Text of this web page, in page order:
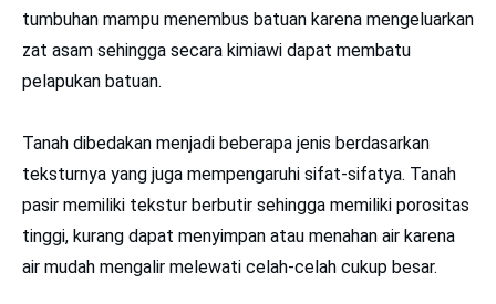
tumbuhan mampu menembus batuan karena mengeluarkan
zat asam sehingga secara kimiawi dapat membatu
pelapukan batuan.
Tanah dibedakan menjadi beberapa jenis berdasarkan
teksturnya yang juga mempengaruhi sifat-sifatya. Tanah
pasir memiliki tekstur berbutir sehingga memiliki porositas
tinggi, kurang dapat menyimpan atau menahan air karena
air mudah mengalir melewati celah-celah cukup besar.